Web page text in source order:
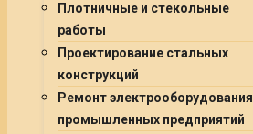
Плотничные и стекольные
работы
Проектирование стальных
конструкций
Ремонт электрооборудования
промышленных предприятий